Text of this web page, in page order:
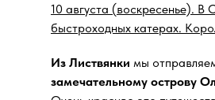
10 августа (воскресенье). В
быстроходных катерах.
Из Листвянки мы
замечательному острову